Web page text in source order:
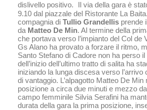
dislivello positivo. Il via della gara è
9.10 dal piazzale del Ristorante La Baita.
compagnia di Tullio Grandellis prende
da Matteo De Min. Al termine della
che portava verso l’impianto del Col de
Gs Alano ha provato a forzare il ritmo,
Santo Stefano di Cadore non ha perso
dell’inizio dell’ultimo tratto di salita ha
iniziando la lunga discesa verso l’arrivo
di vantaggio. L’alpagotto Matteo De
posizione a circa due minuti e mezzo
campo femminile Silvia Serafini ha
durata della gara la prima posizione,